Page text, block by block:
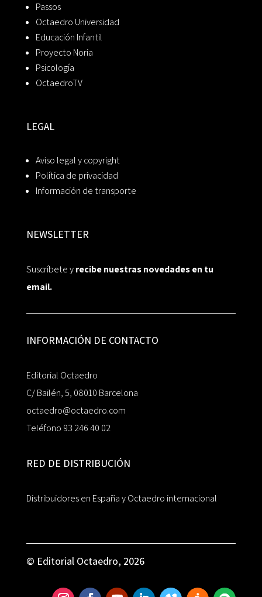
Passos
Octaedro Universidad
Educación Infantil
Proyecto Noria
Psicología
OctaedroTV
LEGAL
Aviso legal y copyright
Política de privacidad
Información de transporte
NEWSLETTER
Suscríbete yrecibe nuestras novedades en tu
email.
INFORMACIÓN DE CONTACTO
Editorial Octaedro
C/ Bailén, 5, 08010 Barcelona
octaedro@octaedro.com
Teléfono 93 246 40 02
RED DE DISTRIBUCIÓN
Distribuidores en España y Octaedro internacional
© Editorial Octaedro, 2026